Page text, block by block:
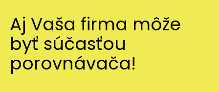
Aj Vaša firma môže
byť súčasťou
porovnávača!